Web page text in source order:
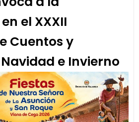
el XXXII
Cuentos y
e Invierno